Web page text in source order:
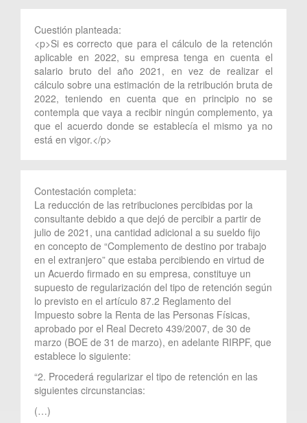
Cuestión planteada:
<p>Si es correcto que para el cálculo de la retención
aplicable en 2022, su empresa tenga en cuenta el
salario bruto del año 2021, en vez de realizar el
cálculo sobre una estimación de la retribución bruta de
2022, teniendo en cuenta que en principio no se
contempla que vaya a recibir ningún complemento, ya
que el acuerdo donde se establecía el mismo ya no
está en vigor.</p>
Contestación completa:
La reducción de las retribuciones percibidas por la
consultante debido a que dejó de percibir a partir de
julio de 2021, una cantidad adicional a su sueldo fijo
en concepto de “Complemento de destino por trabajo
en el extranjero” que estaba percibiendo en virtud de
un Acuerdo firmado en su empresa, constituye un
supuesto de regularización del tipo de retención según
lo previsto en el artículo 87.2 Reglamento del
Impuesto sobre la Renta de las Personas Físicas,
aprobado por el Real Decreto 439/2007, de 30 de
marzo (BOE de 31 de marzo), en adelante RIRPF, que
establece lo siguiente:
“2. Procederá regularizar el tipo de retención en las
siguientes circunstancias:
(…)